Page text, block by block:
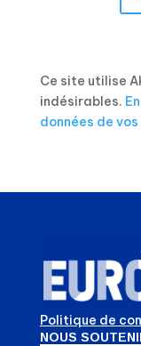
Ce site utilise
indésirables.
données de
Politique de
NOUS